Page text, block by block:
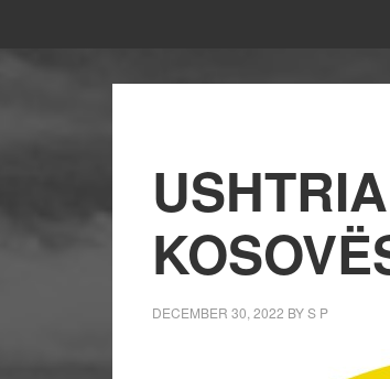
DECEMBER 30, 2022 BYS P